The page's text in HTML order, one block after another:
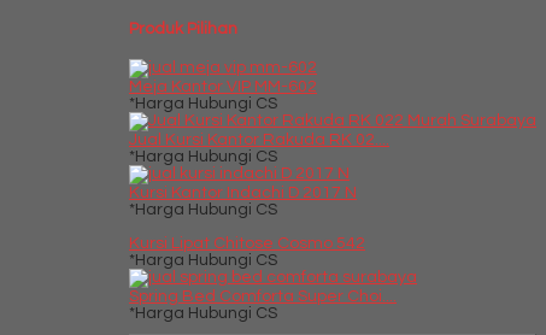
Produk Pilihan
Meja Kantor VIP MM-602
*Harga Hubungi CS
Jual Kursi Kantor Rakuda RK 02....
*Harga Hubungi CS
Kursi Kantor Indachi D 2017 N
*Harga Hubungi CS
Kursi Lipat Chitose Cosmo 542
*Harga Hubungi CS
Spring Bed Comforta Super Choi....
*Harga Hubungi CS